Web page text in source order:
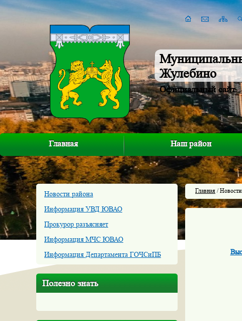
Жулебино
Официальный сайт
Главная Наш район
Новости района
Информация УВД ЮВАО
Прокурор разъясняет
Информация МЧС ЮВАО
Информация Департамента ГОЧСиПБ
Полезно знать
Главная / Новости